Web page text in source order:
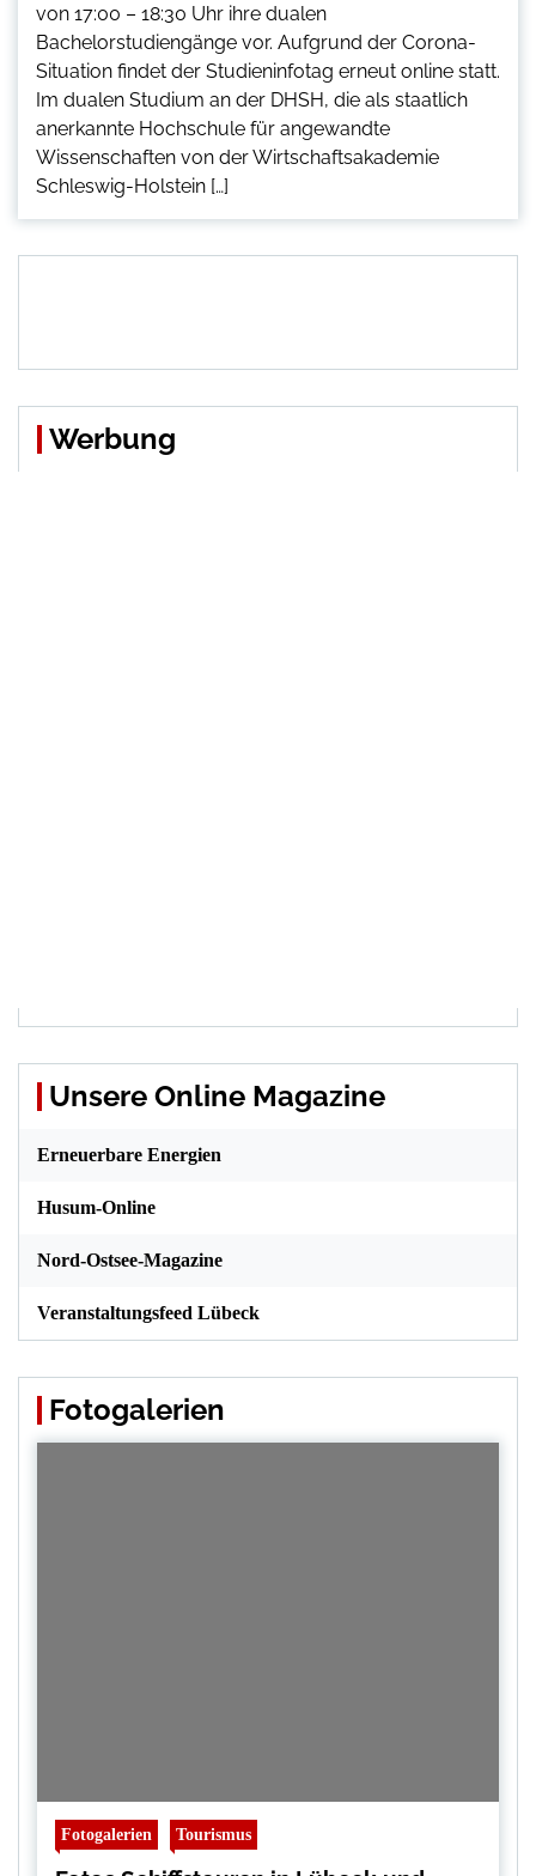
von 17:00 – 18:30 Uhr ihre dualen
Bachelorstudiengänge vor. Aufgrund der Corona-
Situation findet der Studieninfotag erneut online statt.
Im dualen Studium an der DHSH, die als staatlich
anerkannte Hochschule für angewandte
Wissenschaften von der Wirtschaftsakademie
Schleswig-Holstein […]
Werbung
Unsere Online Magazine
Erneuerbare Energien
Husum-Online
Nord-Ostsee-Magazine
Veranstaltungsfeed Lübeck
Fotogalerien
Fotogalerien Tourismus